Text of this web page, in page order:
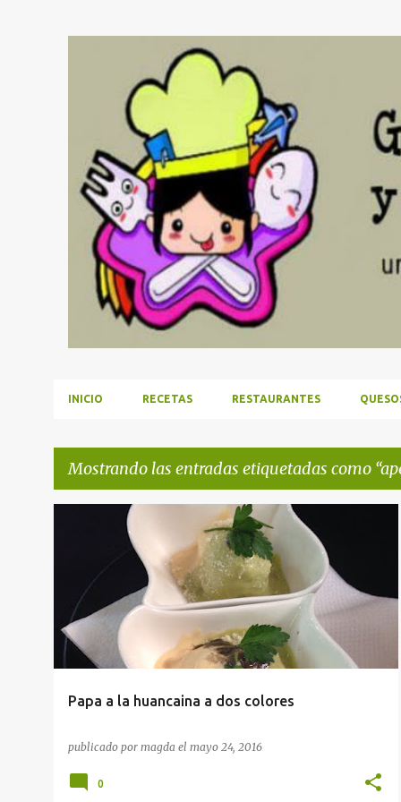
INICIO RECETAS RESTAURANTES
Mostrando las entradas etiquetadas como
a
d
Papa a la huancaina a dos colores
publicado por magda el mayo 24, 2016
APERITIVOS PRIMER PLATO RECETAS DE PERÚ
0